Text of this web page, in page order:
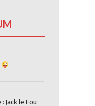
Jack le Fou